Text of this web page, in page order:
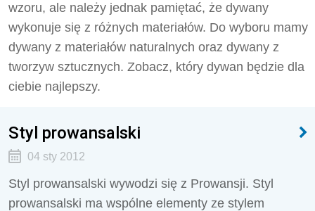
wzoru, ale należy jednak pamiętać, że dywany
wykonuje się z różnych materiałów. Do wyboru mamy
dywany z materiałów naturalnych oraz dywany z
tworzyw sztucznych. Zobacz, który dywan będzie dla
ciebie najlepszy.
Styl prowansalski
04 sty 2012
Styl prowansalski wywodzi się z Prowansji. Styl
prowansalski ma wspólne elementy ze stylem